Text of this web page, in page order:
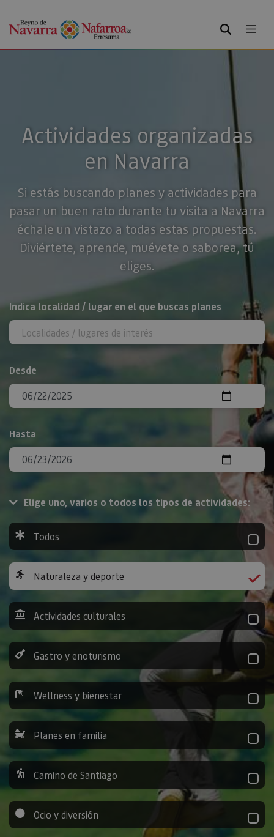
BUSCAR
Actividades organizadas
en Navarra
Si estás buscando planes y actividades para
pasar un buen rato durante tu visita a Navarra
échale un vistazo a todas estas propuestas.
Diviértete, aprende, muévete o saborea, tú
eliges.
BUSCAR
Indica localidad / lugar en el que buscas planes
Desde
Hasta
Elige uno, varios o todos los tipos de actividades:
Todos
Naturaleza y deporte
Actividades culturales
Gastro y enoturismo
Wellness y bienestar
Planes en familia
Camino de Santiago
Ocio y diversión